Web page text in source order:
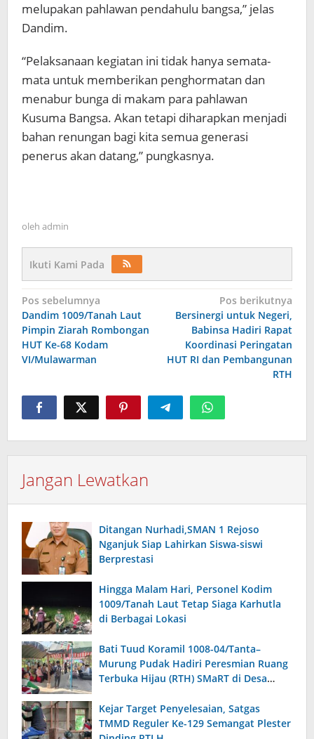
melupakan pahlawan pendahulu bangsa,” jelas
Dandim.
“Pelaksanaan kegiatan ini tidak hanya semata-
mata untuk memberikan penghormatan dan
menabur bunga di makam para pahlawan
Kusuma Bangsa. Akan tetapi diharapkan menjadi
bahan renungan bagi kita semua generasi
penerus akan datang,” pungkasnya.
oleh admin
Ikuti Kami Pada
Navigasi
pos
Pos sebelumnya
Dandim 1009/Tanah Laut
Pimpin Ziarah Rombongan
HUT Ke-68 Kodam
VI/Mulawarman
Pos berikutnya
Bersinergi untuk Negeri,
Babinsa Hadiri Rapat
Koordinasi Peringatan
HUT RI dan Pembangunan
RTH
Jangan Lewatkan
Ditangan Nurhadi,SMAN 1 Rejoso
Nganjuk Siap Lahirkan Siswa-siswi
Berprestasi
Hingga Malam Hari, Personel Kodim
1009/Tanah Laut Tetap Siaga Karhutla
di Berbagai Lokasi
Bati Tuud Koramil 1008-04/Tanta–
Murung Pudak Hadiri Peresmian Ruang
Terbuka Hijau (RTH) SMaRT di Desa
Kejar Target Penyelesaian, Satgas
TMMD Reguler Ke-129 Semangat Plester